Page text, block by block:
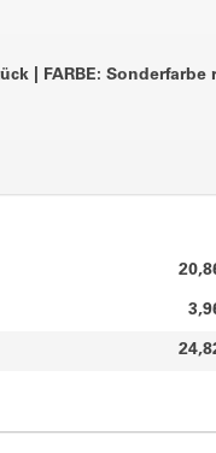
FARBE: Sonderfarbe